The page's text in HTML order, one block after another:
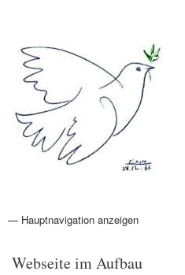
Hauptnavigation
— Hauptnavigation anzeigen
Aktionen
Friedensbewegung
Friedensprojekte
Home
Konflikte
Links
Narichtenlinks
News
Politik
Termine
Texte
Kunst
Friedensexperten
Friedensforschung
Friedensinitiativen
Friedensnachrichten
Webseite im Aufbau